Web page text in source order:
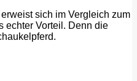
sich im Vergleich zum
echter Vorteil. Denn die